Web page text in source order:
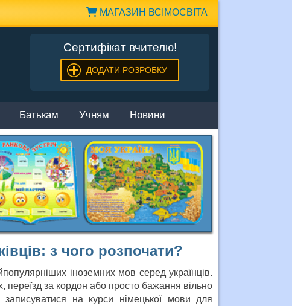
МАГАЗИН ВСІМОСВІТА
Сертифікат вчителю!
ДОДАТИ РОЗРОБКУ
Батькам Учням Новини
з чого розпочати?
іноземних мов серед українців.
переїзд за кордон або просто бажання вільно
на курси німецької мови для